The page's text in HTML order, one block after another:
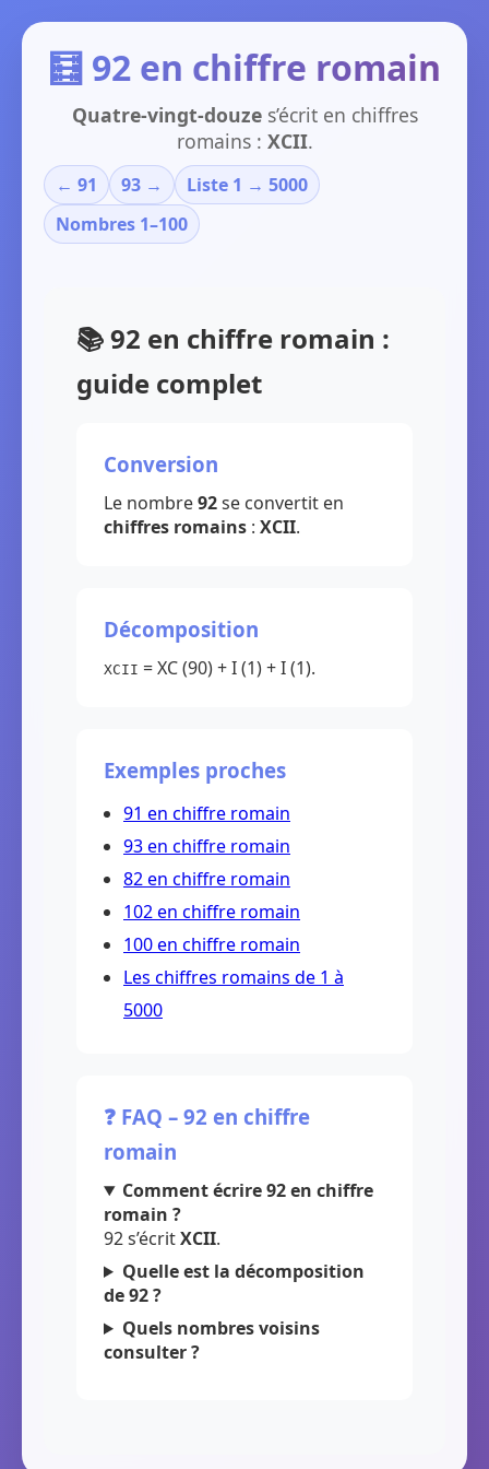
🧮 92 en chiffre romain
Quatre-vingt-douzes’écrit en chiffres
romains : XCII.
← 91 93 →
Liste 1 → 5000
Nombres 1–100
📚 92 en chiffre romain :
guide complet
Conversion
Le nombre92se convertit en
chiffres romains : XCII.
Décomposition
XCII = XC (90) + I (1) + I (1).
Exemples proches
91 en chiffre romain
93 en chiffre romain
82 en chiffre romain
102 en chiffre romain
100 en chiffre romain
Les chiffres romains de 1 à
5000
❓ FAQ – 92 en chiffre
romain
Comment écrire 92 en chiffre
romain ?
92 s’écritXCII.
Quelle est la décomposition
de 92 ?
Quels nombres voisins
consulter ?